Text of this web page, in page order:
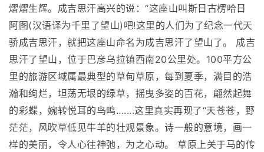
熠熠生辉。成吉思汗高兴的说：“这座山叫斯日古楞哈日
阿图(汉语译为千里了望山)吧!这里的人们为了纪念一代天
骄成吉思汗，就把这座山命名为成吉思汗了望山了。 成吉
思汗了望山，位于巴彦乌拉镇西南20公里处。100平方公
里的旅游区域属最典型的草甸草原，每到夏季，满目的浩
瀚和绚烂，坦荡无垠的绿草，摇曳多姿的百花，翩然起舞
的彩蝶，婉转悦耳的鸟鸣.......这里真实再现了“天苍苍，野
茫茫，风吹草低见牛羊的壮观景象。诗一般的意境，画一
样的美丽，令人心往神弛，为之心动。 草原上关于马的传